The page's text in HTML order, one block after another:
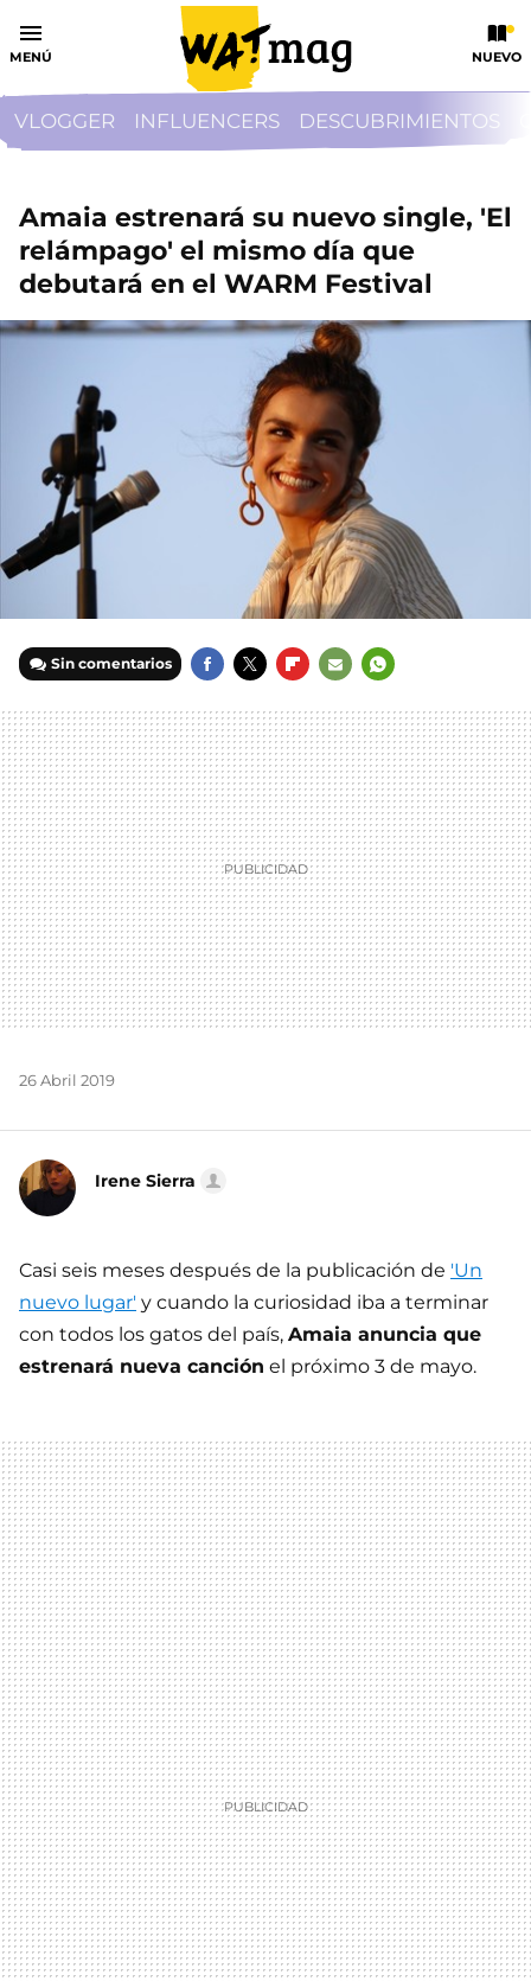
MENÚ NUEVO
VLOGGER INFLUENCERS DESCUBRIMIENTOS
Amaia estrenará su nuevo single, 'El
relámpago' el mismo día que
debutará en el WARM Festival
Sin comentarios
MAIL
26 Abril 2019
Irene Sierra
Casi seis meses después de la publicación de 'Un
nuevo lugar' y cuando la curiosidad iba a terminar
con todos los gatos del país, Amaia anuncia que
estrenará nueva canción el próximo 3 de mayo.